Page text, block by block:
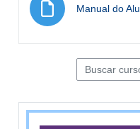
Manual do
Buscar cursos